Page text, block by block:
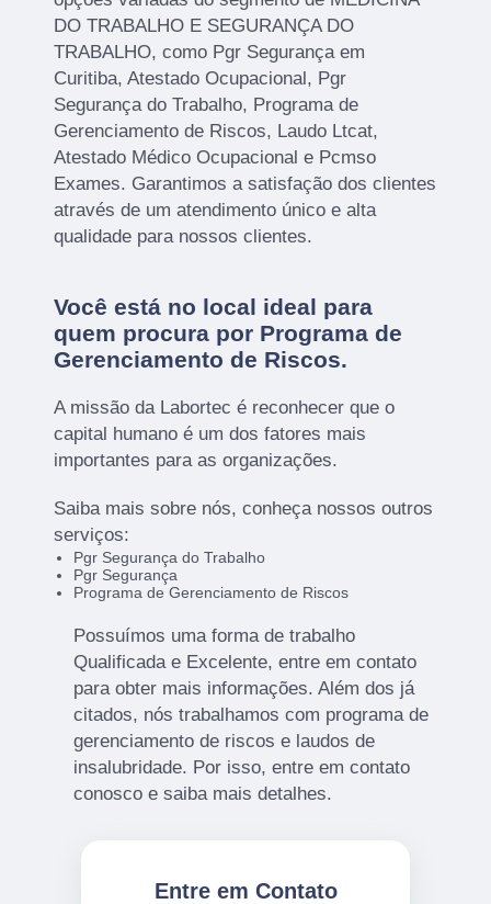
DO TRABALHO E SEGURANÇA DO
TRABALHO, como Pgr Segurança em
Curitiba, Atestado Ocupacional, Pgr
Segurança do Trabalho, Programa de
Gerenciamento de Riscos, Laudo Ltcat,
Atestado Médico Ocupacional e Pcmso
Exames. Garantimos a satisfação dos clientes
através de um atendimento único e alta
qualidade para nossos clientes.
Você está no local ideal para
quem procura por Programa de
Gerenciamento de Riscos.
A missão da Labortec é reconhecer que o
capital humano é um dos fatores mais
importantes para as organizações.
Saiba mais sobre nós, conheça nossos outros
serviços:
Pgr Segurança do Trabalho
Pgr Segurança
Programa de Gerenciamento de Riscos
Possuímos uma forma de trabalho
Qualificada e Excelente, entre em contato
para obter mais informações. Além dos já
citados, nós trabalhamos com programa de
gerenciamento de riscos e laudos de
insalubridade. Por isso, entre em contato
conosco e saiba mais detalhes.
Entre em Contato